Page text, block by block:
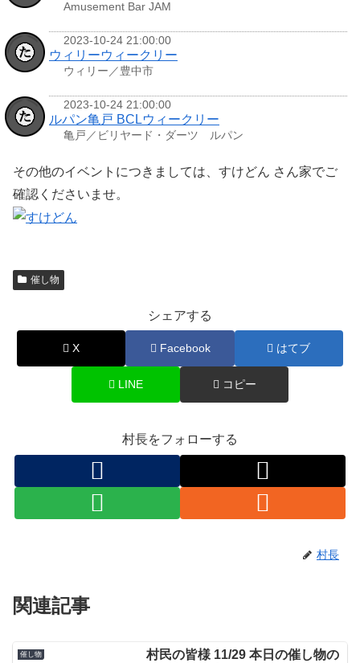
Amusement Bar JAM
2023-10-24 21:00:00
ウィリーウィークリー
ウィリー／豊中市
2023-10-24 21:00:00
ルパン亀戸 BCLウィークリー
亀戸／ビリヤード・ダーツ ルパン
その他のイベントにつきましては、すけどん さん家でご
確認くださいませ。
催し物
シェアする
X Facebook はてブ
LINE コピー
村長をフォローする
村長
関連記事
催し物
村民の皆様 11/29 本日の催し物の